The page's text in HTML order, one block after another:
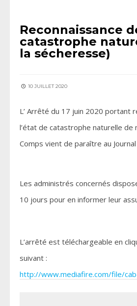
Reconnaissance
catastrophe
la sécheresse)
10 JUILLET 2020
L’ Arrêté du 17 juin 2020 portant
l’état de catastrophe naturelle de
Comps vient de paraître au
Les administrés concernés
10 jours pour en informer leur
L’arrêté est téléchargeable en
suivant :
http://www.mediafire.com/file/